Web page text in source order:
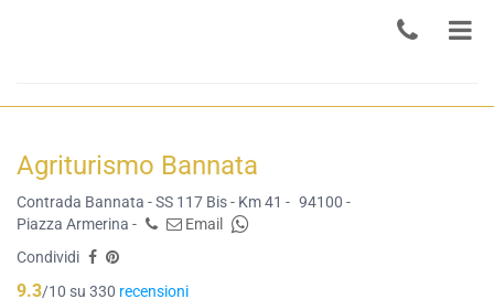
Agriturismo Bannata
Contrada Bannata - SS 117 Bis - Km 41 - 94100 -
Piazza Armerina -
Email
Condividi
9.3/10 su 330 recensioni